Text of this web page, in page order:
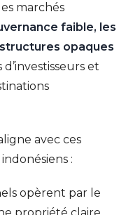
marchés
faible, les
opaques
et
avec ces
:
opèrent par le